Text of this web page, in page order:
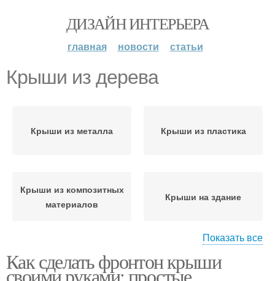
ДИЗАЙН ИНТЕРЬЕРА
главная новости статьи
Крыши из дерева
Крыши из металла Крыши из пластика
Крыши из композитных
материалов
Крыши на здание
Двускатная крыша
крыше
Показать все
Как сделать фронтон крыши